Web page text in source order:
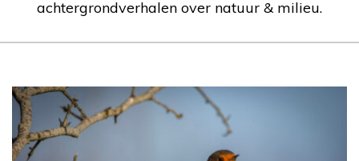
achtergrondverhalen over natuur & milieu.